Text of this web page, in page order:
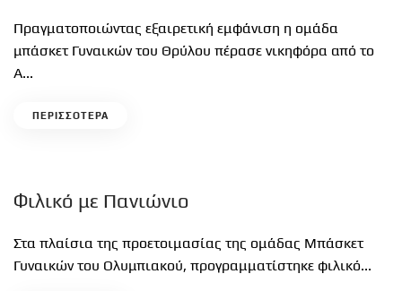
Πραγματοποιώντας εξαιρετική εμφάνιση η ομάδα
μπάσκετ Γυναικών του Θρύλου πέρασε νικηφόρα από το
Α...
ΠΕΡΙΣΣΟΤΕΡΑ
Φιλικό με Πανιώνιο
Στα πλαίσια της προετοιμασίας της ομάδας Μπάσκετ
Γυναικών του Ολυμπιακού, προγραμματίστηκε φιλικό...